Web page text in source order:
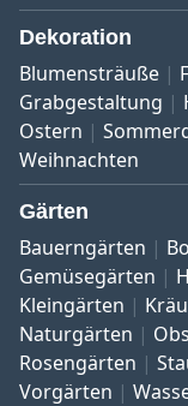
Dekoration
Blumensträuße
Grabgestaltung
Ostern
Weihnachten
Gärten
Bauerngärten
Gemüsegärten
Kleingärten
Naturgärten
Rosengärten
Vorgärten